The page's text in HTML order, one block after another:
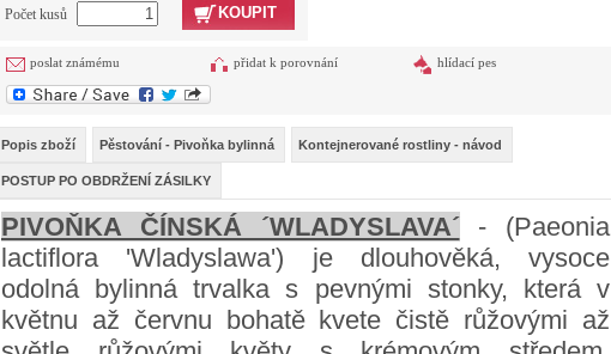
Počet kusů KOUPIT
poslat známému přidat k porovnání hlídací pes
Popis zboží Pěstování - Pivoňka bylinná Kontejnerované rostliny - návod
POSTUP PO OBDRŽENÍ ZÁSILKY
PIVOŇKA ČÍNSKÁ ´WLADYSLAVA´- (Paeonia
lactiflora 'Wladyslawa') je dlouhověká, vysoce
odolná bylinná trvalka s pevnými stonky, která v
květnu až červnu bohatě kvete čistě růžovými až